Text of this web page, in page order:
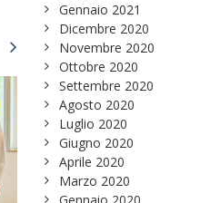
Gennaio 2021
Dicembre 2020
Novembre 2020
Ottobre 2020
Settembre 2020
Agosto 2020
Luglio 2020
Giugno 2020
Aprile 2020
Marzo 2020